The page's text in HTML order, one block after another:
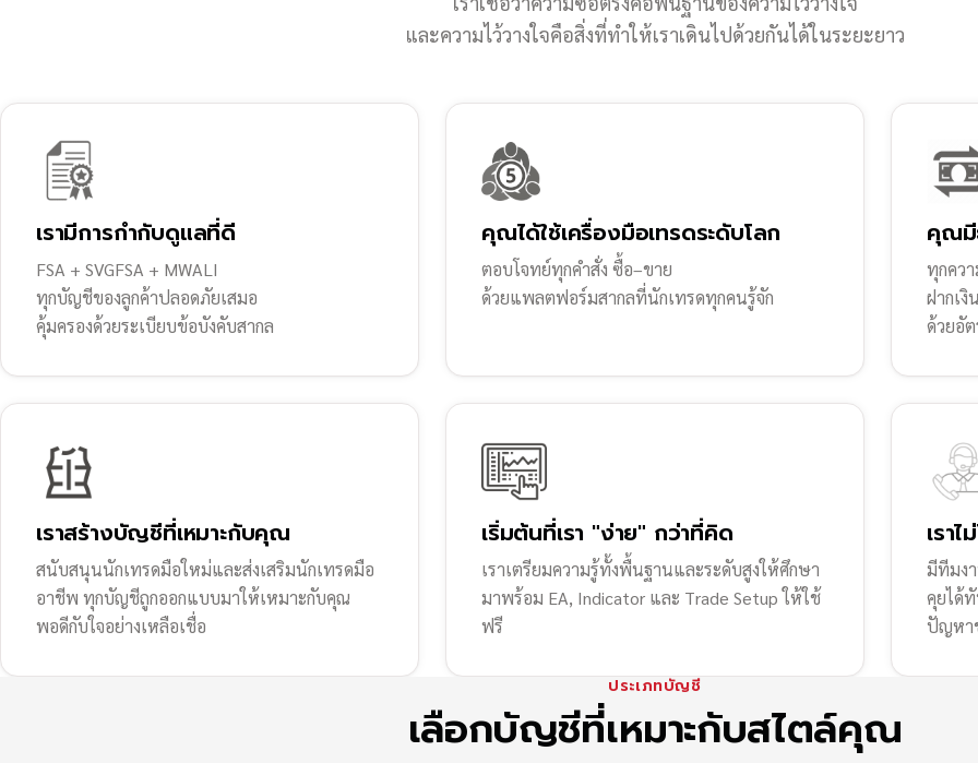
และความไว้วางใจคือสิ่งที่ทำให้เราเดินไปด้วยกันได้ในระยะยาว
เรามีการกำกับดูแลที่ดี
FSA + SVGFSA + MWALI
ทุกบัญชีของลูกค้าปลอดภัยเสมอ
คุ้มครองด้วยระเบียบข้อบังคับสากล
คุณได้ใช้เครื่องมือเทรดระดับโลก
ตอบโจทย์ทุกคำสั่ง ซื้อ–ขาย
ด้วยแพลตฟอร์มสากลที่นักเทรดทุกคนรู้จัก
คุณมี
ทุกควา
ฝากเงิ
ด้วยอั
เราสร้างบัญชีที่เหมาะกับคุณ
สนับสนุนนักเทรดมือใหม่และส่งเสริมนักเทรดมือ
อาชีพ ทุกบัญชีถูกออกแบบมาให้เหมาะกับคุณ
พอดีกับใจอย่างเหลือเชื่อ
เริ่มต้นที่เรา "ง่าย" กว่าที่คิด
เราเตรียมความรู้ทั้งพื้นฐานและระดับสูงให้ศึกษา
มาพร้อม EA, Indicator และ Trade Setup ให้ใช้
ฟรี
เรา
มีทีมง
คุยได้
ปัญหา
ประเภทบัญชี
เลือกบัญชีที่เหมาะกับสไตล์คุณ